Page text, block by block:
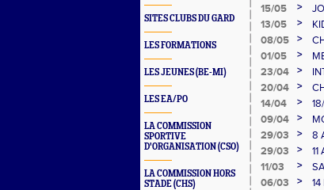
SITES CLUBS DU GARD
LES FORMATIONS
LES JEUNES (BE-MI)
LES EA/PO
LA COMMISSION
SPORTIVE
D'ORGANISATION (CSO)
LA COMMISSION HORS
STADE (CHS)
15/05
>
13/05
>
08/05
>
01/05
>
23/04
>
20/04
>
14/04
>
09/04
>
29/03 >
8
29/03 >
11/03
>
06/03 >